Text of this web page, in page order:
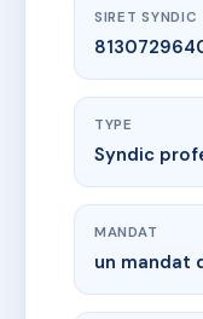
SIRET SYNDIC
TYPE
Syndic
MANDAT
un mandat